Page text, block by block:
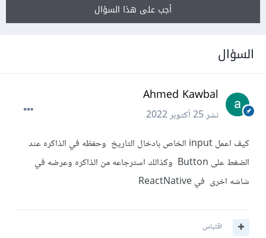
أجب على هذا السؤال
السؤال
Ahmed Kawbal
نشر25 أكتوبر 2022
كيف اعمل input الخاص بادخال التاريخ وحفظه في الذاكره عند
الضغط على Button وكذالك استرجاعه من الذاكره وعرضه في
شاشه اخرى في ReactNative
اقتباس